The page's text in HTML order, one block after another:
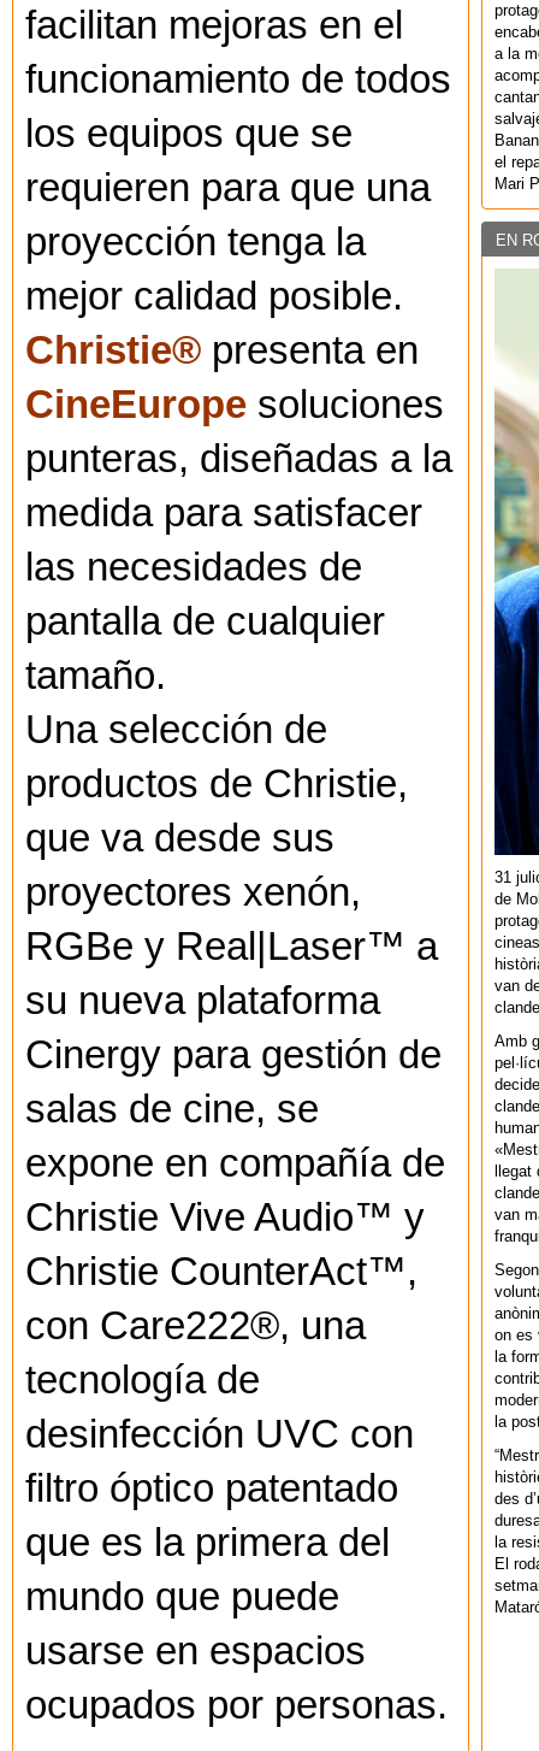
facilitan mejoras en el
funcionamiento de todos
los equipos que se
requieren para que una
proyección tenga la
mejor calidad posible.
Christie® presenta en
CineEurope soluciones
punteras, diseñadas a la
medida para satisfacer
las necesidades de
pantalla de cualquier
tamaño.
Una selección de
productos de Christie,
que va desde sus
proyectores xenón,
RGBe y Real|Laser™ a
su nueva plataforma
Cinergy para gestión de
salas de cine, se
expone en compañía de
Christie Vive Audio™ y
Christie CounterAct™,
con Care222®, una
tecnología de
desinfección UVC con
filtro óptico patentado
que es la primera del
mundo que puede
usarse en espacios
ocupados por personas.
a la
el
Mari
EN
31
de
van
Amb
van
on es
la
la
des
la
El